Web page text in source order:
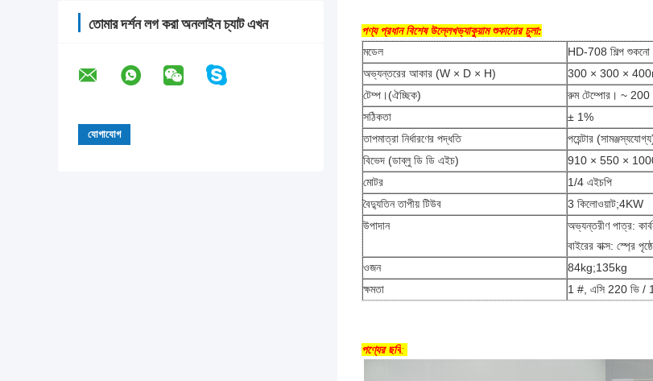
তোমার দর্শন লগ করা অনলাইন চ্যাট এখন পণ্য প্রধান বিশেষ উল্লেখভ্যাকুয়াম শুকানোর চুলা:
মডেল
HD-708 শিল্প শুকনো
অভ্যন্তরের আকার (W × D × H)
300 × 300 ×
টেম্প।(ঐচ্ছিক)
রুম টেম্পোর। ~
সঠিকতা
± 1%
তাপমাত্রা নির্ধারণের পদ্ধতি
পয়েন্টার
বিভেদ (ডাব্লু ডি ডি এইচ)
910 × 550 ×
মোটর
1/4 এইচপি
বৈদ্যুতিন তাপীয় টিউব
3 কিলোওয়াট;4KW
উপাদান
অভ্যন্তরীণ পাত্র:
বাইরের বাক্স: স্প্রে
ওজন
84kg;135kg
ক্ষমতা
1 #, এসি 220 ভি /
পণ্যের ছবি: